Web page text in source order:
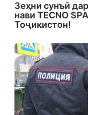
Зеҳни сунъӣ
нави TECNO
Тоҷикистон!